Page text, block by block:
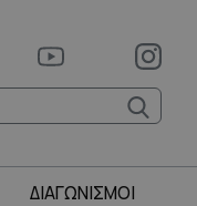
ΔΙΑΓΩΝΙΣΜΟΙ